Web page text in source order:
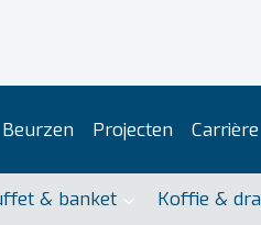
Beurzen Projecten Carrière
& banket Koffie &